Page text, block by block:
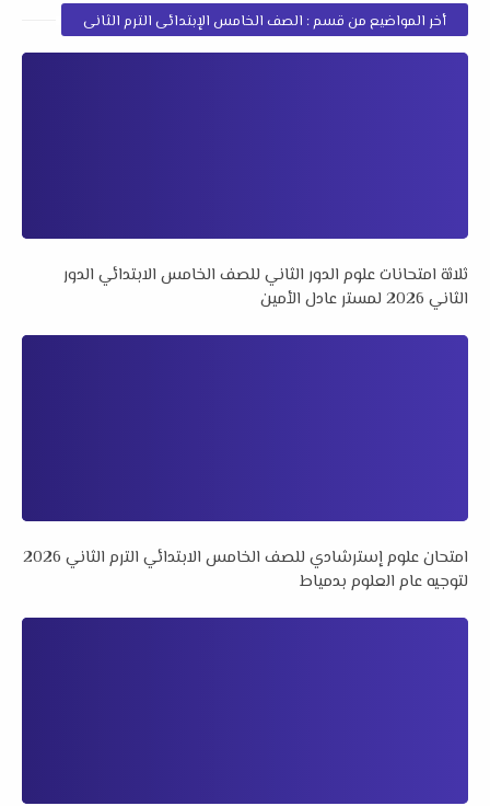
أخر المواضيع من قسم : الصف الخامس الإبتدائى الترم الثانى
ثلاثة امتحانات علوم الدور الثاني للصف الخامس الابتدائي الدور
الثاني 2026 لمستر عادل الأمين
امتحان علوم إسترشادي للصف الخامس الابتدائي الترم الثاني 2026
لتوجيه عام العلوم بدمياط